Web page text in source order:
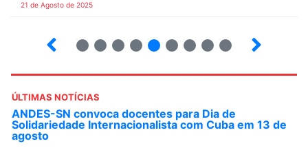
21 de Agosto de 2025
ÚLTIMAS NOTÍCIAS
ANDES-SN convoca docentes para Dia de
Solidariedade Internacionalista com Cuba em 13 de
agosto